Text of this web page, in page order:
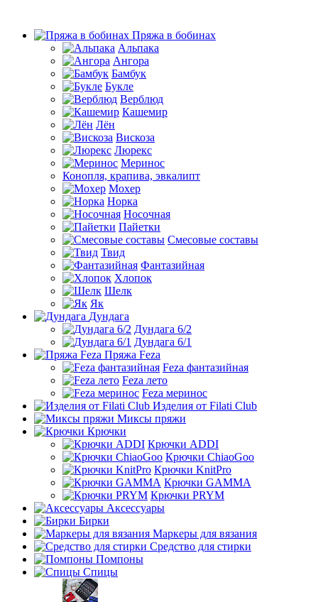
Пряжа в бобинах
Альпака
Ангора
Бамбук
Букле
Верблюд
Кашемир
Лён
Вискоза
Люрекс
Меринос
Конопля, крапива, эвкалипт
Мохер
Норка
Носочная
Пайетки
Смесовые составы
Твид
Фантазийная
Хлопок
Шелк
Як
Дундага
Дундага 6/2
Дундага 6/1
Пряжа Feza
Feza фантазийная
Feza лето
Feza меринос
Изделия от Filati Club
Миксы пряжи
Крючки
Крючки ADDI
Крючки ChiaoGoo
Крючки KnitPro
Крючки GAMMA
Крючки PRYM
Аксессуары
Бирки
Маркеры для вязания
Средство для стирки
Помпоны
Спицы